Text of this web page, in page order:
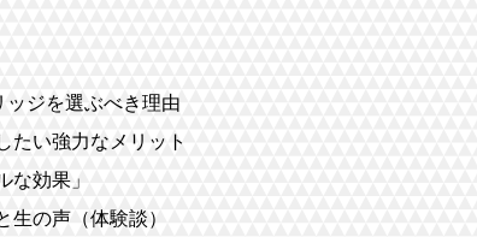
ッジを選ぶべき理由
たい強力なメリット
効果」
の声（体験談）